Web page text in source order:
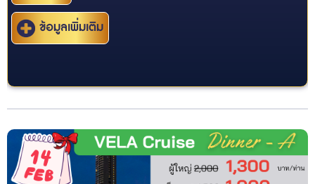
ข้อมูลเพิ่มเติม